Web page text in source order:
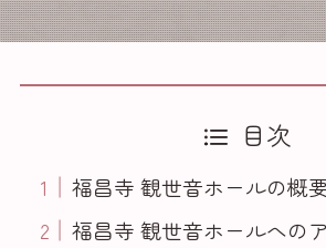
目次
福昌寺 観世音ホールの概
福昌寺 観世音ホールへの